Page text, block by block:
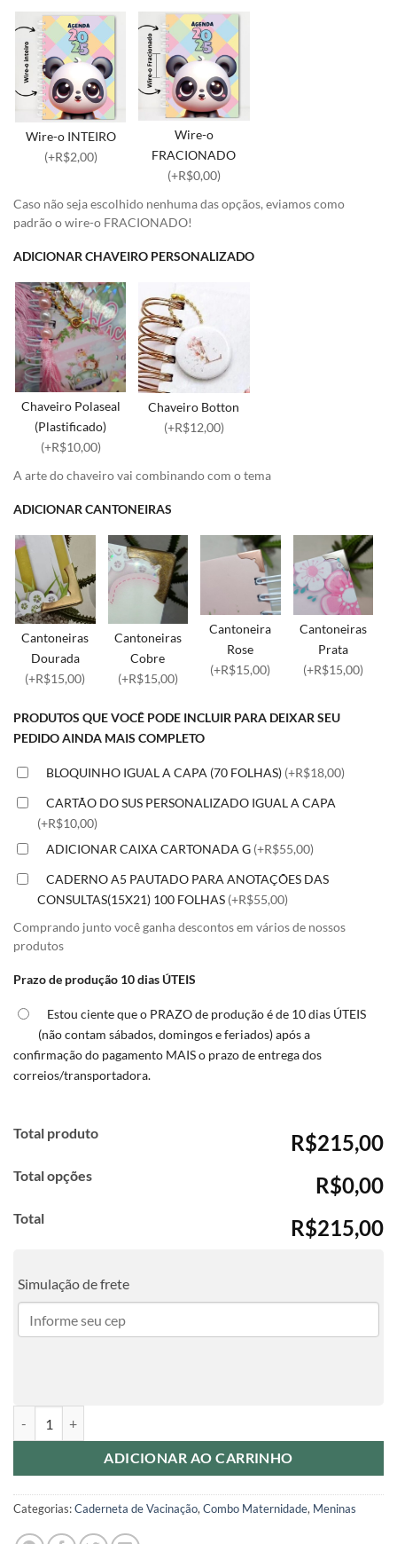
Wire-o INTEIRO
(+R$2,00)
Wire-o
FRACIONADO
(+R$0,00)
Caso não seja escolhido nenhuma das opçãos, eviamos como
padrão o wire-o FRACIONADO!
ADICIONAR CHAVEIRO PERSONALIZADO
Chaveiro Polaseal
(Plastificado)
(+R$10,00)
Chaveiro Botton
(+R$12,00)
A arte do chaveiro vai combinando com o tema
ADICIONAR CANTONEIRAS
Cantoneiras
Dourada
(+R$15,00)
Cantoneiras
Cobre
(+R$15,00)
Cantoneira
Rose
(+R$15,00)
Cantoneiras
Prata
(+R$15,00)
PRODUTOS QUE VOCÊ PODE INCLUIR PARA DEIXAR SEU
PEDIDO AINDA MAIS COMPLETO
BLOQUINHO IGUAL A CAPA (70 FOLHAS) (+R$18,00)
CARTÃO DO SUS PERSONALIZADO IGUAL A CAPA
(+R$10,00)
ADICIONAR CAIXA CARTONADA G (+R$55,00)
CADERNO A5 PAUTADO PARA ANOTAÇÕES DAS
CONSULTAS(15X21) 100 FOLHAS (+R$55,00)
Comprando junto você ganha descontos em vários de nossos
produtos
Prazo de produção 10 dias ÚTEIS
Estou ciente que o PRAZO de produção é de 10 dias ÚTEIS
(não contam sábados, domingos e feriados) após a
confirmação do pagamento MAIS o prazo de entrega dos
correios/transportadora.
Total produto R$215,00
Total opções R$0,00
Total R$215,00
Simulação de frete
ADICIONAR AO CARRINHO
Categorias:Caderneta de Vacinação, Combo Maternidade, Meninas